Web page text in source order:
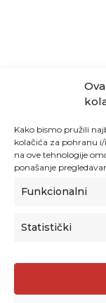
Kako bismo pružili
kolačića za pohranu
na ove tehnologije
ponašanje
Funkcionalni
Statistički
Agencija za odgoj
Donje Svetice 38,